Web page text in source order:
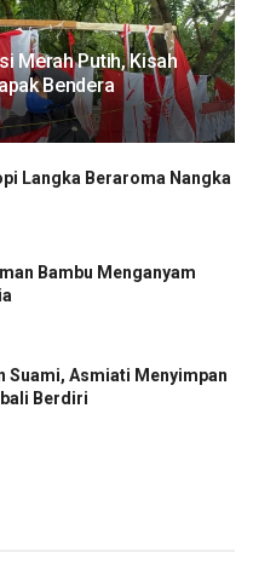
Merah Putih, Kisah
Bendera
Langka Beraroma Nangka
Bambu Menganyam
Suami, Asmiati Menyimpan
Berdiri